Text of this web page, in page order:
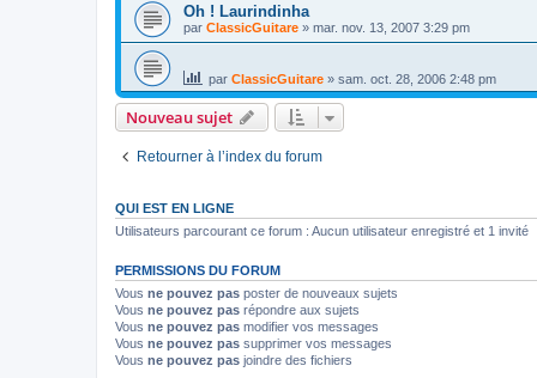
Oh ! Laurindinha
par ClassicGuitare » mar. nov. 13, 2007 3:29 pm
par ClassicGuitare » sam. oct. 28, 2006 2:48 pm
Nouveau sujet
Retourner à l’index du forum
QUI EST EN LIGNE
Utilisateurs parcourant ce forum : Aucun utilisateur enregistré et 1 invité
PERMISSIONS DU FORUM
Vous ne pouvez pas poster de nouveaux sujets
Vous ne pouvez pas répondre aux sujets
Vous ne pouvez pas modifier vos messages
Vous ne pouvez pas supprimer vos messages
Vous ne pouvez pas joindre des fichiers